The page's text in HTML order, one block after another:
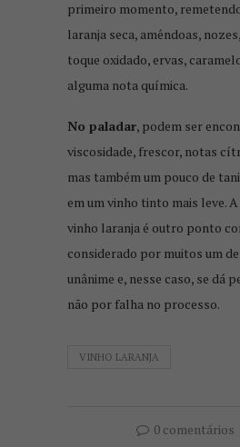
primeiro momento,
laranja seca, amêndoas,
toque oxidado, ervas,
alguma nota química.
No paladar, podem ser
viscosidade, frescor, notas
mas também um pouco de
em um vinho tinto mais leve.
vinho laranja é outro ponto
considerado por muitos um
unânime e, nesse caso, se dá
não por falha no processo.
VINHO LARANJA
0 comentários